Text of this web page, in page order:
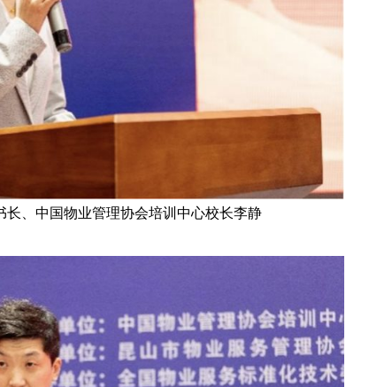
长、中国物业管理协会培训中心校长李静